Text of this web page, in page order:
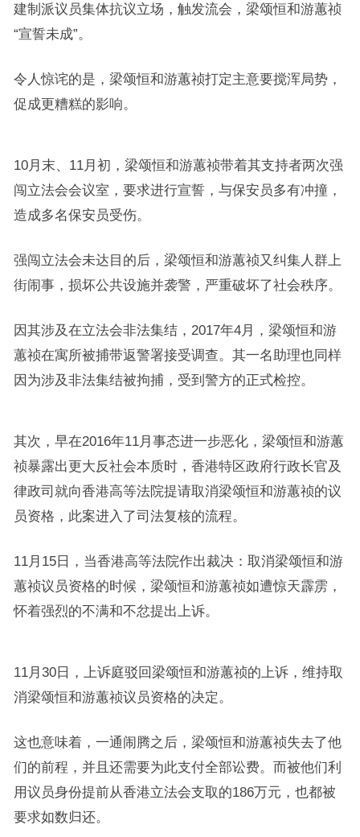
建制派议员集体抗议立场，触发流会，梁颂恒和游蕙祯
“宣誓未成”。
令人惊诧的是，梁颂恒和游蕙祯打定主意要搅浑局势，
促成更糟糕的影响。
10月末、11月初，梁颂恒和游蕙祯带着其支持者两次强
闯立法会会议室，要求进行宣誓，与保安员多有冲撞，
造成多名保安员受伤。
强闯立法会未达目的后，梁颂恒和游蕙祯又纠集人群上
街闹事，损坏公共设施并袭警，严重破坏了社会秩序。
因其涉及在立法会非法集结，2017年4月，梁颂恒和游
蕙祯在寓所被捕带返警署接受调查。其一名助理也同样
因为涉及非法集结被拘捕，受到警方的正式检控。
其次，早在2016年11月事态进一步恶化，梁颂恒和游蕙
祯暴露出更大反社会本质时，香港特区政府行政长官及
律政司就向香港高等法院提请取消梁颂恒和游蕙祯的议
员资格，此案进入了司法复核的流程。
11月15日，当香港高等法院作出裁决：取消梁颂恒和游
蕙祯议员资格的时候，梁颂恒和游蕙祯如遭惊天霹雳，
怀着强烈的不满和不忿提出上诉。
11月30日，上诉庭驳回梁颂恒和游蕙祯的上诉，维持取
消梁颂恒和游蕙祯议员资格的决定。
这也意味着，一通闹腾之后，梁颂恒和游蕙祯失去了他
们的前程，并且还需要为此支付全部讼费。而被他们利
用议员身份提前从香港立法会支取的186万元，也都被
要求如数归还。